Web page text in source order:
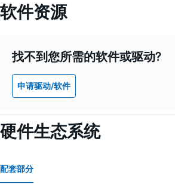
软件资源
找不到您所需的软件或驱动?
申请驱动/软件
硬件生态系统
配套部分